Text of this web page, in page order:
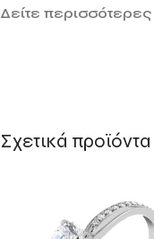
Δείτε
Σχετικά προϊόντα